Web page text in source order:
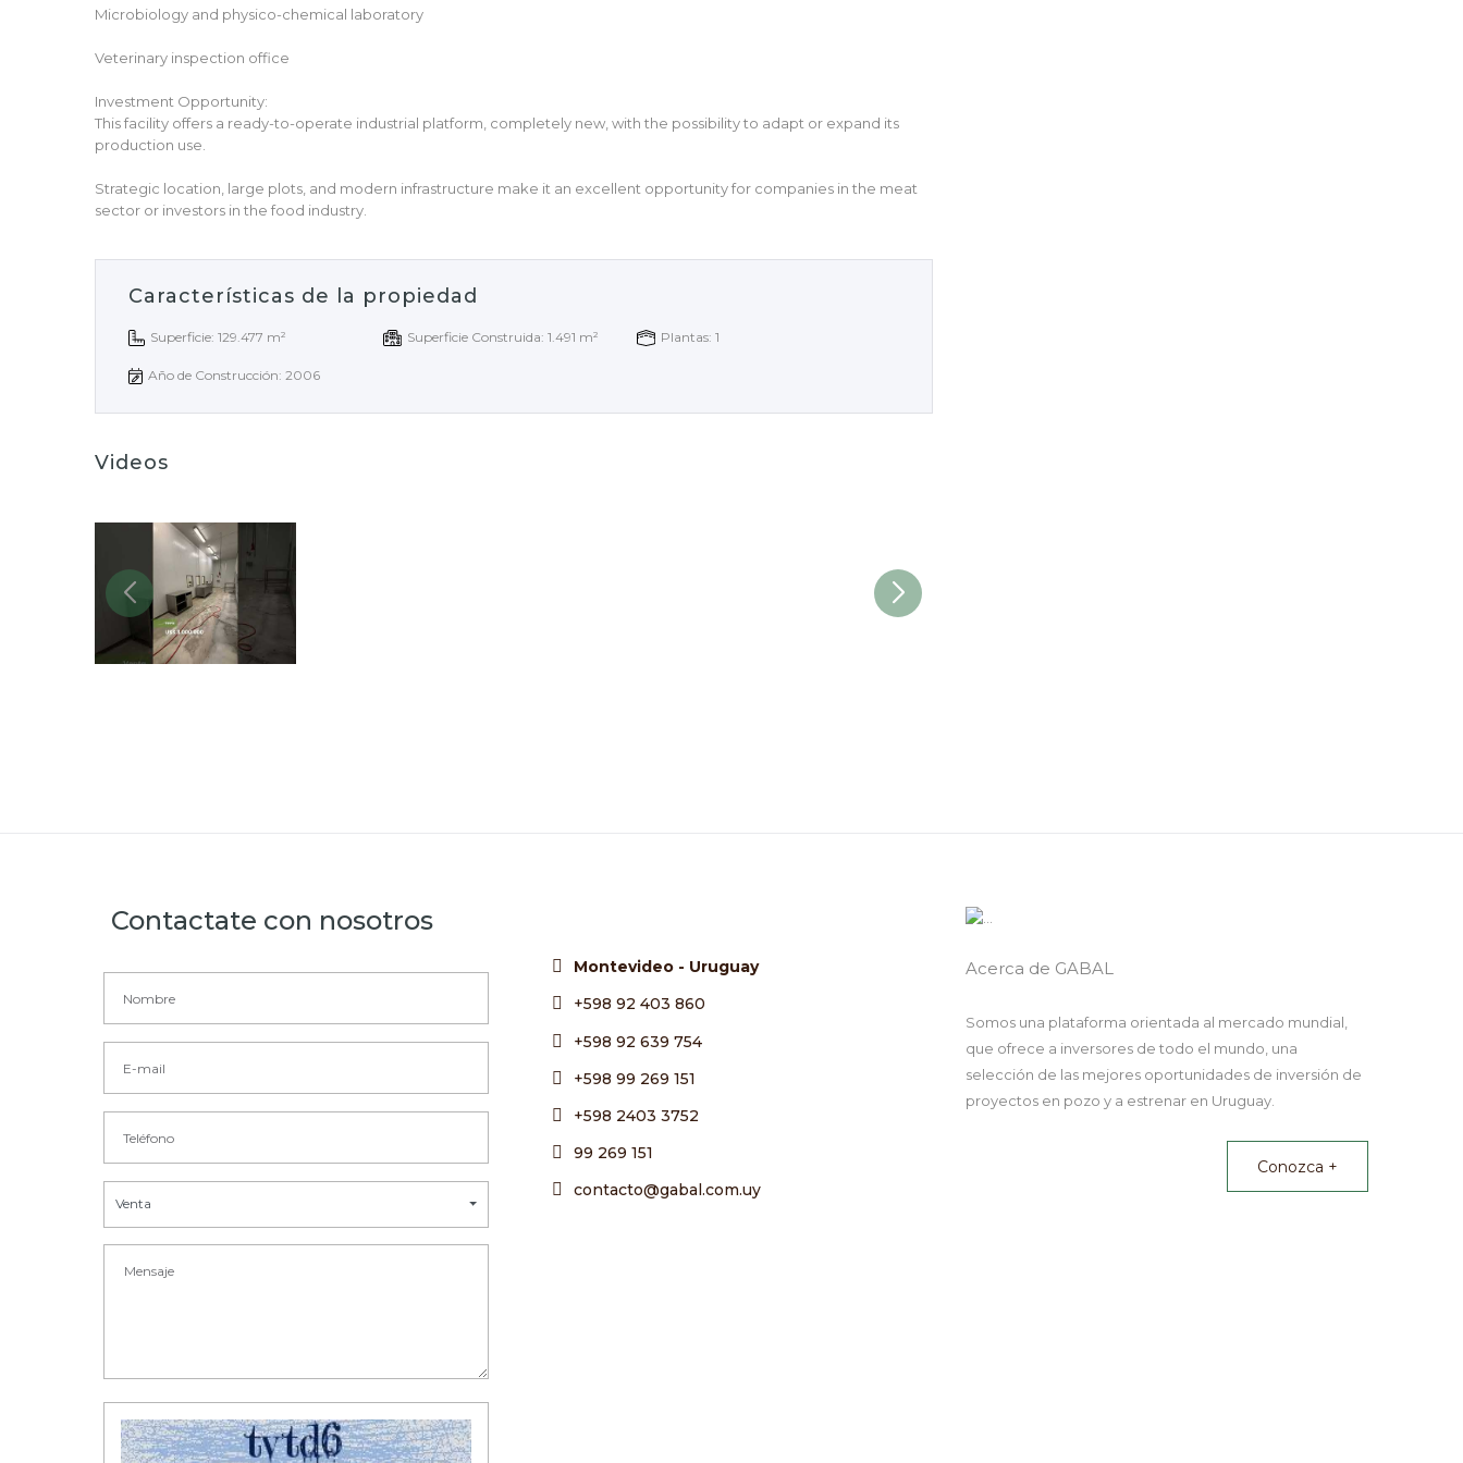
Microbiology and physico-chemical laboratory
Veterinary inspection office
Investment Opportunity:
This facility offers a ready-to-operate industrial platform, completely new, with the possibility to adapt or expand its
production use.
Strategic location, large plots, and modern infrastructure make it an excellent opportunity for companies in the meat
sector or investors in the food industry.
Características de la propiedad
Superficie: 129.477 m² Superficie Construida: 1.491 m² Plantas: 1
Año de Construcción: 2006
Videos
Contactate con nosotros
Venta
Montevideo - Uruguay
+598 92 403 860
+598 92 639 754
+598 99 269 151
+598 2403 3752
99 269 151
contacto@gabal.com.uy
Acerca de GABAL
Somos una plataforma orientada al mercado mundial,
que ofrece a inversores de todo el mundo, una
selección de las mejores oportunidades de inversión de
proyectos en pozo y a estrenar en Uruguay.
Conozca +